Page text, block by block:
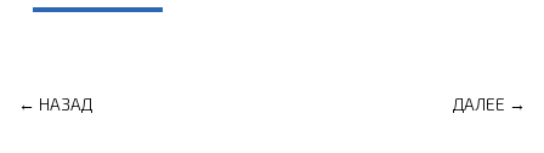
← НАЗАД ДАЛЕЕ →